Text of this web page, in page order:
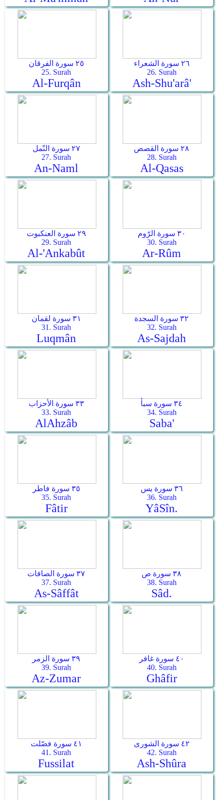
٢٥ سورة الفرقان
25. Surah
Al-Furqân
٢٦ سورة الشعراء
26. Surah
Ash-Shu'arâ'
٢٧ سورة النّمل
27. Surah
An-Naml
٢٨ سورة القصص
28. Surah
Al-Qasas
٢٩ سورة العنكبوت
29. Surah
Al-'Ankabût
٣٠ سورة الرّوم
30. Surah
Ar-­Rûm
٣١ سورة لقمان
31. Surah
Luqmân
٣٢ سورة السجدة
32. Surah
As-­Sajdah
٣٣ سورة الأحزاب
33. Surah
Al­Ahzâb
٣٤ سورة سبأ
34. Surah
Saba'
٣٥ سورة فاطر
35. Surah
Fâtir
٣٦ سورة يس
36. Surah
Yâ­Sîn.
٣٧ سورة الصافات
37. Surah
As-Sâffât
٣٨ سورة ص
38. Surah
Sâd.
٣٩ سورة الزمر
39. Surah
Az-Zumar
٤٠ سورة غافر
40. Surah
Ghâfir
٤١ سورة فصّلت
41. Surah
Fussilat
٤٢ سورة الشورى
42. Surah
Ash-Shûra